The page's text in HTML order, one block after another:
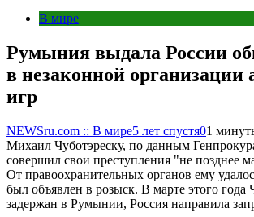
В мире
Румыния выдала России
в незаконной организации
игр
NEWSru.com :: В мире5 лет спустя01
Михаил Чуботэреску, по данным
совершил свои преступления "не позднее
От правоохранительных органов ему
был объявлен в розыск. В марте этого года
задержан в Румынии, Россия направила